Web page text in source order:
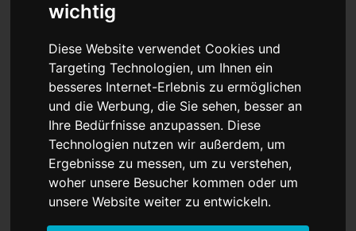
wichtig
Diese Website verwendet Cookies und
Targeting Technologien, um Ihnen ein
besseres Internet-Erlebnis zu ermöglichen
und die Werbung, die Sie sehen, besser an
Ihre Bedürfnisse anzupassen. Diese
Technologien nutzen wir außerdem, um
Ergebnisse zu messen, um zu verstehen,
woher unsere Besucher kommen oder um
unsere Website weiter zu entwickeln.
China entlarvt im
Umgang mit Uiguren